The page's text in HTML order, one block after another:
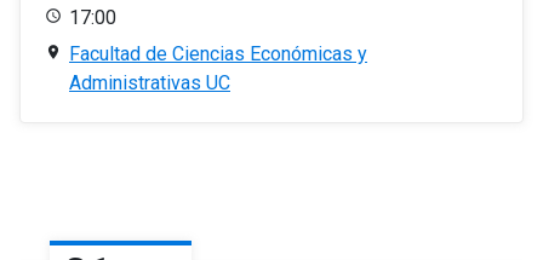
17:00
Facultad de Ciencias Económicas y
Administrativas UC